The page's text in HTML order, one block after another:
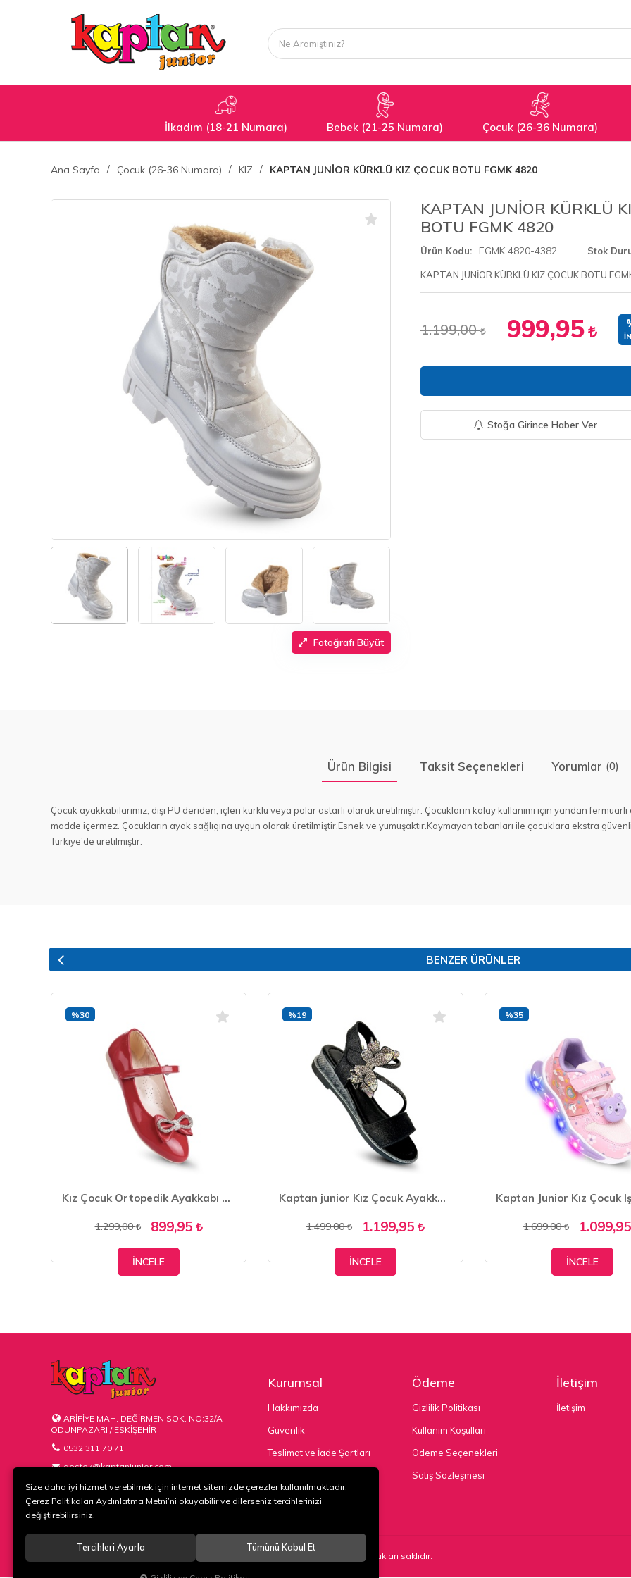
İlkadım (18-21 Numara) Bebek (21-25 Numara) Çocuk (26-36 Numara)
Ana Sayfa Çocuk (26-36 Numara) KIZ KAPTAN JUNİOR KÜRKLÜ KIZ ÇOCUK BOTU FGMK 4820
Fotoğrafı Büyüt
KAPTAN JUNİOR KÜRKLÜ
BOTU FGMK 4820
Ürün Kodu FGMK 4820-4382 Stok
KAPTAN JUNİOR KÜRKLÜ KIZ ÇOCUK BOTU
1.199,00 999,95
Stoğa Girince Haber Ver
Ürün Bilgisi Taksit Seçenekleri Yorumlar (0)
Çocuk ayakkabılarımız, dışı PU deriden, içleri kürklü veya polar astarlı olarak üretilmiştir. Çocukların kolay kullanımı için yandan
madde içermez. Çocukların ayak sağlıgına uygun olarak üretilmiştir.Esnek ve yumuşaktır.Kaymayan tabanları ile çocuklara ekstra
Türkiye'de üretilmiştir.
BENZER ÜRÜNLER
Kız Çocuk Ortopedik Ayakkabı Babet PSSK 420
1.299,00 899,95
%30
İNCELE
Kaptan junior Kız Çocuk Ayakkabı Sandalet Babet PVTK 650
1.499,00 1.199,95
%19
İNCELE
1.699,00 1.099,95
%35
İNCELE
ARİFİYE MAH. DEĞİRMEN SOK. NO:32/A
ODUNPAZARI / ESKİŞEHİR
0532 311 70 71
destek@kaptanjunior.com
Kurumsal
Hakkımızda
Güvenlik
Teslimat ve İade Şartları
Ödeme
Gizlilik Politikası
Kullanım Koşulları
Ödeme Seçenekleri
Satış Sözleşmesi
İletişim
İletişim
KAPTAN KUNDURA DERİ MAMÜLLERİ KONF. TİC. VE SAN. LTD. ŞTİ . Tüm hakları saklıdır.
Size daha iyi hizmet verebilmek için internet sitemizde çerezler kullanılmaktadır.
Çerez Politikaları Aydınlatma Metni’ni okuyabilir ve dilerseniz tercihlerinizi
değiştirebilirsiniz.
Tercihleri Ayarla Tümünü Kabul Et